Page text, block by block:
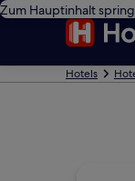
Zum Hauptinhalt
Hotels